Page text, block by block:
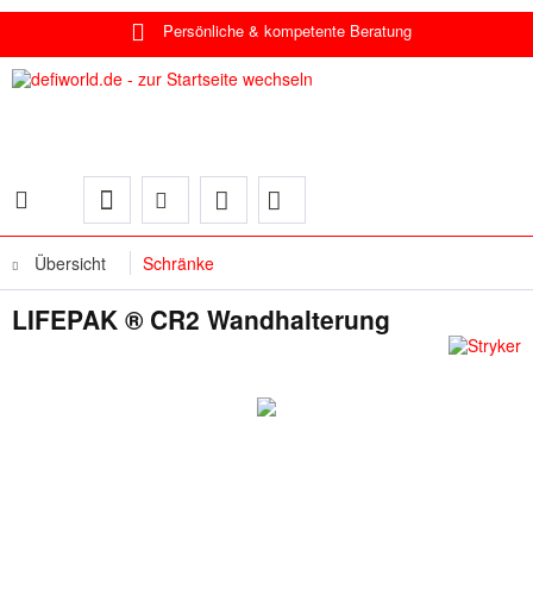
Persönliche & kompetente Beratung
Übersicht Schränke
LIFEPAK ® CR2 Wandhalterung